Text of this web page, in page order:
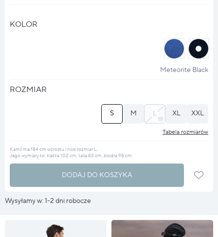
KOLOR
halo
halo
?
Meteorite Black
ROZMIAR
XXL
XL
L
M
S
Tabela rozmiarów
Kamil ma 184 cm wzrostu i nosi rozmiar L.
Jego wymiary to: klatka 102 cm, talia 83 cm, biodra 98 cm.
DODAJ DO KOSZYKA
Wysyłamy w: 1-2 dni robocze